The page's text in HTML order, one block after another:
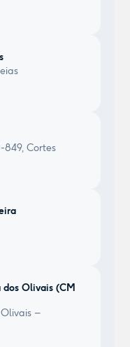
849, Cortes
dos Olivais (CM
–